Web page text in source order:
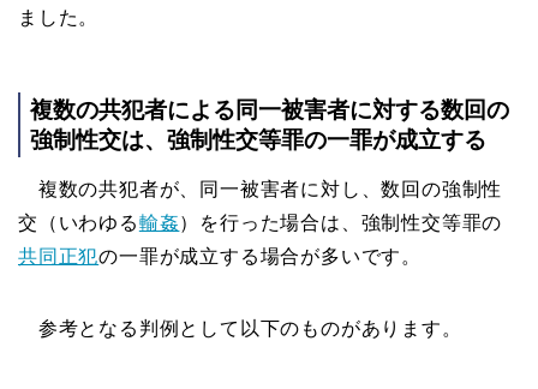
ました。
複数の共犯者による同一被害者に対する数回の
強制性交は、強制性交等罪の一罪が成立する
複数の共犯者が、同一被害者に対し、数回の強制性
交（いわゆる輸姦）を行った場合は、強制性交等罪の
共同正犯の一罪が成立する場合が多いです。
参考となる判例として以下のものがあります。